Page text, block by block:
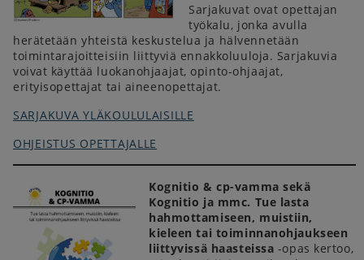
Sarjakuvat ovat opettajan
työkalu, jonka avulla
herätetään yhteistä keskustelua ja hälvennetään
toimintarajoitteisiin liittyviä ennakkoluuloja. Sarjakuvia
voivat käyttää luokanohjaajat, opinto-ohjaajat,
erityisopettajat tai aineenopettajat.
SARJAKUVA YLÄKOULULAISILLE
OHJEISTUS OPETTAJALLE
Kognitio & cp-vamma sekä
Kognitio ja mmc. Tue lasta
hahmottamiseen, muistiin,
kieleen tai toiminnanohjaukseen
liittyvissä haasteissa -opas kertoo,